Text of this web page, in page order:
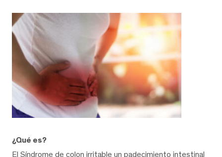
¿Qué es?
El Síndrome de colon irritable un padecimiento intestinal